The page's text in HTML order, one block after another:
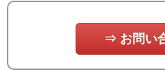
⇒ お問い